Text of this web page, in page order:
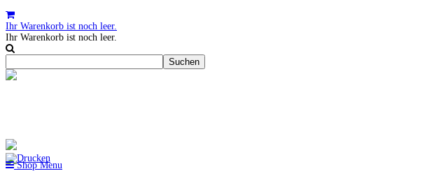
Ihr Warenkorb ist noch leer.
Ihr Warenkorb ist noch leer.
Shop Menu